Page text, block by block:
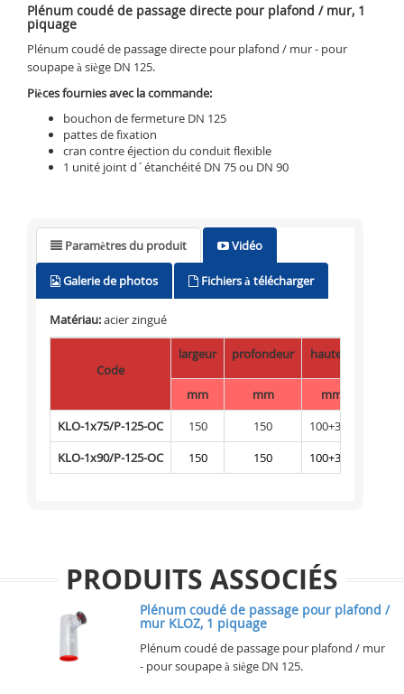
Plénum coudé de passage directe pour plafond / mur, 1
piquage
Plénum coudé de passage directe pour plafond / mur - pour
soupape à siège DN 125.
Pièces fournies avec la commande:
bouchon de fermeture DN 125
pattes de fixation
cran contre éjection du conduit flexible
1 unité joint d´étanchéité DN 75 ou DN 90
Paramètres du produit Vidéo
Galerie de photos Fichiers à télécharger
Matériau:acier zingué
Code
largeur profondeur hauteur
mm mm
mm
KLO-1x75/P-125-OC
150 150
100+320
KLO-1x90/P-125-OC
150 150 100+325
PRODUITS ASSOCIÉS
Plénum coudé de passage pour plafond /
mur KLOZ, 1 piquage
Plénum coudé de passage pour plafond / mur
- pour soupape à siège DN 125.